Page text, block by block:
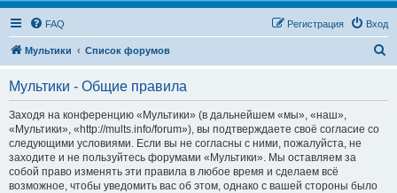
FAQ Вход
Регистрация
Мультики Список форумов
Мультики - Общие правила
Заходя на конференцию «Мультики» (в дальнейшем «мы», «наш»,
«Мультики», «http://mults.info/forum»), вы подтверждаете своё согласие со
следующими условиями. Если вы не согласны с ними, пожалуйста, не
заходите и не пользуйтесь форумами «Мультики». Мы оставляем за
собой право изменять эти правила в любое время и сделаем всё
возможное, чтобы уведомить вас об этом, однако с вашей стороны было